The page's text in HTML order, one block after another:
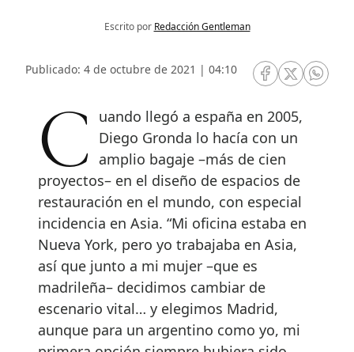
Escrito por Redacción Gentleman
Publicado: 4 de octubre de 2021 | 04:10
RRSS Facebook
RRSSRRSS
Cuando llegó a españa en 2005,
Diego Gronda lo hacía con un
amplio bagaje –más de cien
proyectos– en el diseño de espacios de
restauración en el mundo, con especial
incidencia en Asia. “Mi oficina estaba en
Nueva York, pero yo trabajaba en Asia,
así que junto a mi mujer –que es
madrileña– decidimos cambiar de
escenario vital… y elegimos Madrid,
aunque para un argentino como yo, mi